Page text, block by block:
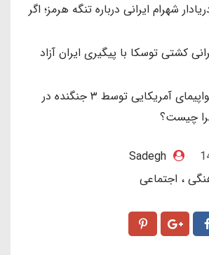
شهرام ایرانی درباره تنگه هرمز؛ اگر
کشتی توسکا با پیگیری ایران آزاد
اسکورت یک هواپیمای آمریکایی توسط ۳ جنگنده در
چیست؟
Sadegh
، اجتماعی